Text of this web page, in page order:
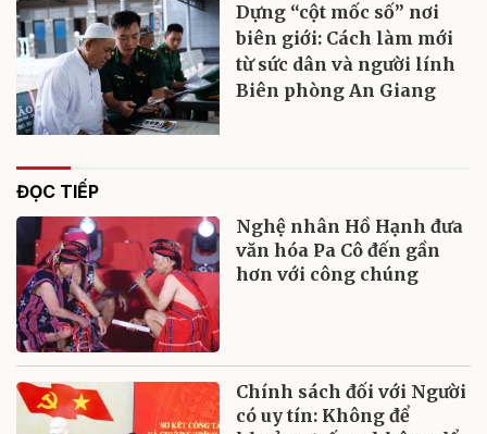
Dựng “cột mốc số” nơi
biên giới: Cách làm mới
từ sức dân và người lính
Biên phòng An Giang
ĐỌC TIẾP
Nghệ nhân Hồ Hạnh đưa
văn hóa Pa Cô đến gần
hơn với công chúng
Chính sách đối với Người
có uy tín: Không để